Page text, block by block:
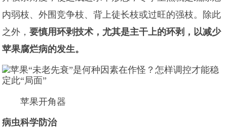
内弱枝、外围竞争枝、背上徒长枝或过旺的强枝。除此
之外，要慎用环剥技术，尤其是主干上的环剥，以减少
苹果腐烂病的发生。
苹果开角器
病虫科学防治